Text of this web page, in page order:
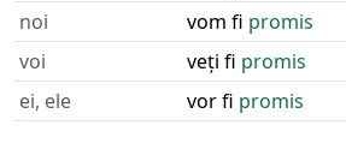
noi
vom fi promis
voi
veți fi promis
ei, ele
vor fi promis